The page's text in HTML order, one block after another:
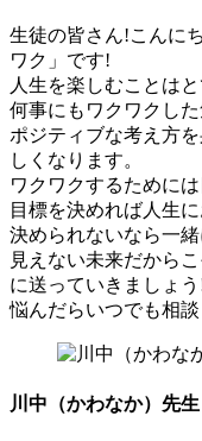
生徒の皆さん!こんに
ワク」です!
人生を楽しむことは
何事にもワクワクし
ポジティブな考え方
しくなります。
ワクワクするために
目標を決めれば人生
決められないなら一
見えない未来だから
に送っていきましょ
悩んだらいつでも相
川中（かわなか）先生